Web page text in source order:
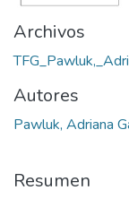
Archivos
Autores
Pawluk, Adriana
Resumen